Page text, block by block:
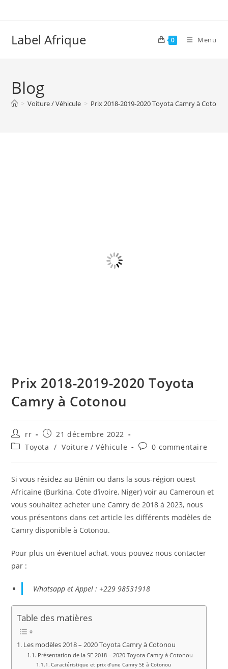
Label Afrique 0 Menu
Blog
> Voiture / Véhicule > Prix 2018-2019-2020 Toyota Camry à
Prix 2018-2019-2020 Toyota
Camry à Cotonou
Auteur/autrice
de
rr
Publication
publiée :
21 décembre 2022
PostToyota / Voiture / Véhicule
Commentaires
publication :
0 commentaire
Si vous résidez au Bénin ou dans la sous-région ouest
Africaine (Burkina, Cote d’ivoire, Niger) voir au Cameroun et
vous souhaitez acheter une Camry de 2018 à 2023, nous
vous présentons dans cet article les différents modèles de
Camry disponible à Cotonou.
Pour plus un éventuel achat, vous pouvez nous contacter
par :
Whatsapp et Appel : +229 98531918
Table des matières
Les modèles 2018 – 2020 Toyota Camry à Cotonou
Présentation de la SE 2018 – 2020 Toyota Camry à Cotonou
Caractéristique et prix d’une Camry SE à Cotonou